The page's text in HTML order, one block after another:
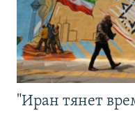
"Иран тянет